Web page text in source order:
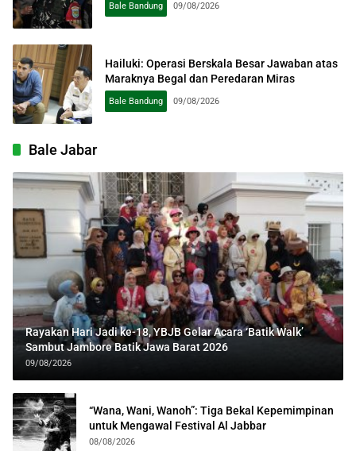
Bale Bandung 09/08/2026
Hailuki: Operasi Berskala Besar Jawaban atas
Maraknya Begal dan Peredaran Miras
Bale Bandung 09/08/2026
Bale Jabar
Rayakan Hari Jadi ke-18, YBJB Gelar Acara ‘Batik Walk’
Sambut Jambore Batik Jawa Barat 2026
09/08/2026
“Wana, Wani, Wanoh”: Tiga Bekal Kepemimpinan
untuk Mengawal Festival Al Jabbar
08/08/2026